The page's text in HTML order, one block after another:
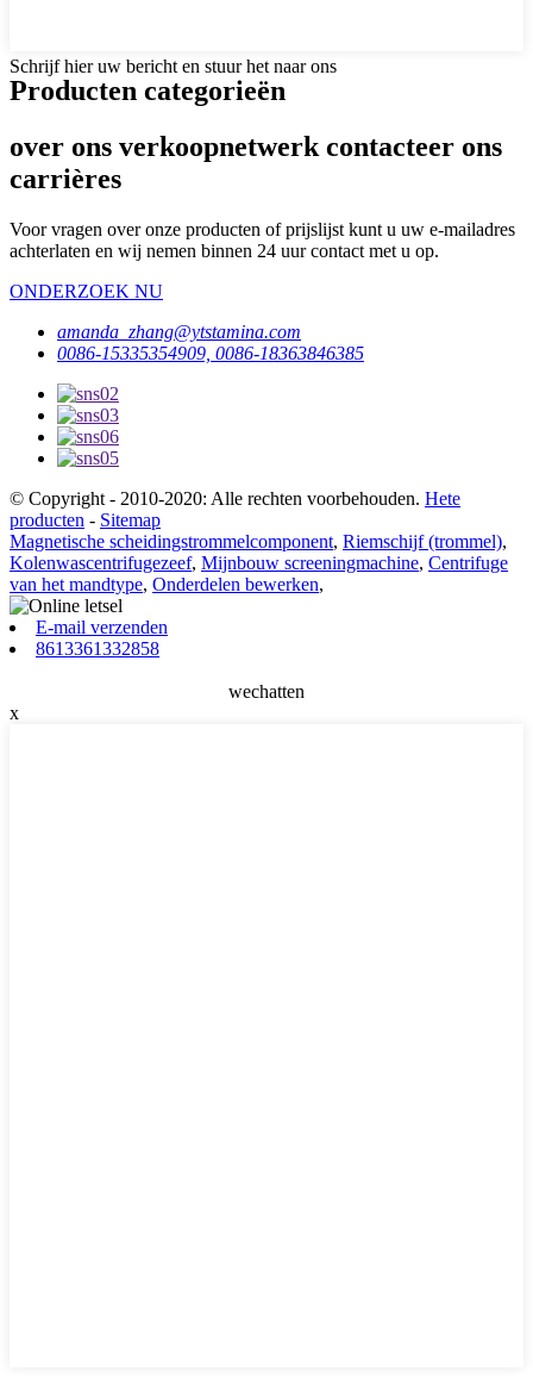
Schrijf hier uw bericht en stuur het naar ons
Producten categorieën
over ons verkoopnetwerk contacteer ons
carrières
Voor vragen over onze producten of prijslijst kunt u uw e-mailadres
achterlaten en wij nemen binnen 24 uur contact met u op.
ONDERZOEK NU
amanda_zhang@ytstamina.com
0086-15335354909, 0086-18363846385
© Copyright - 2010-2020: Alle rechten voorbehouden. Hete
producten - Sitemap
Magnetische scheidingstrommelcomponent, Riemschijf (trommel),
Kolenwascentrifugezeef, Mijnbouw screeningmachine, Centrifuge
van het mandtype, Onderdelen bewerken,
E-mail verzenden
8613361332858
wechatten
x